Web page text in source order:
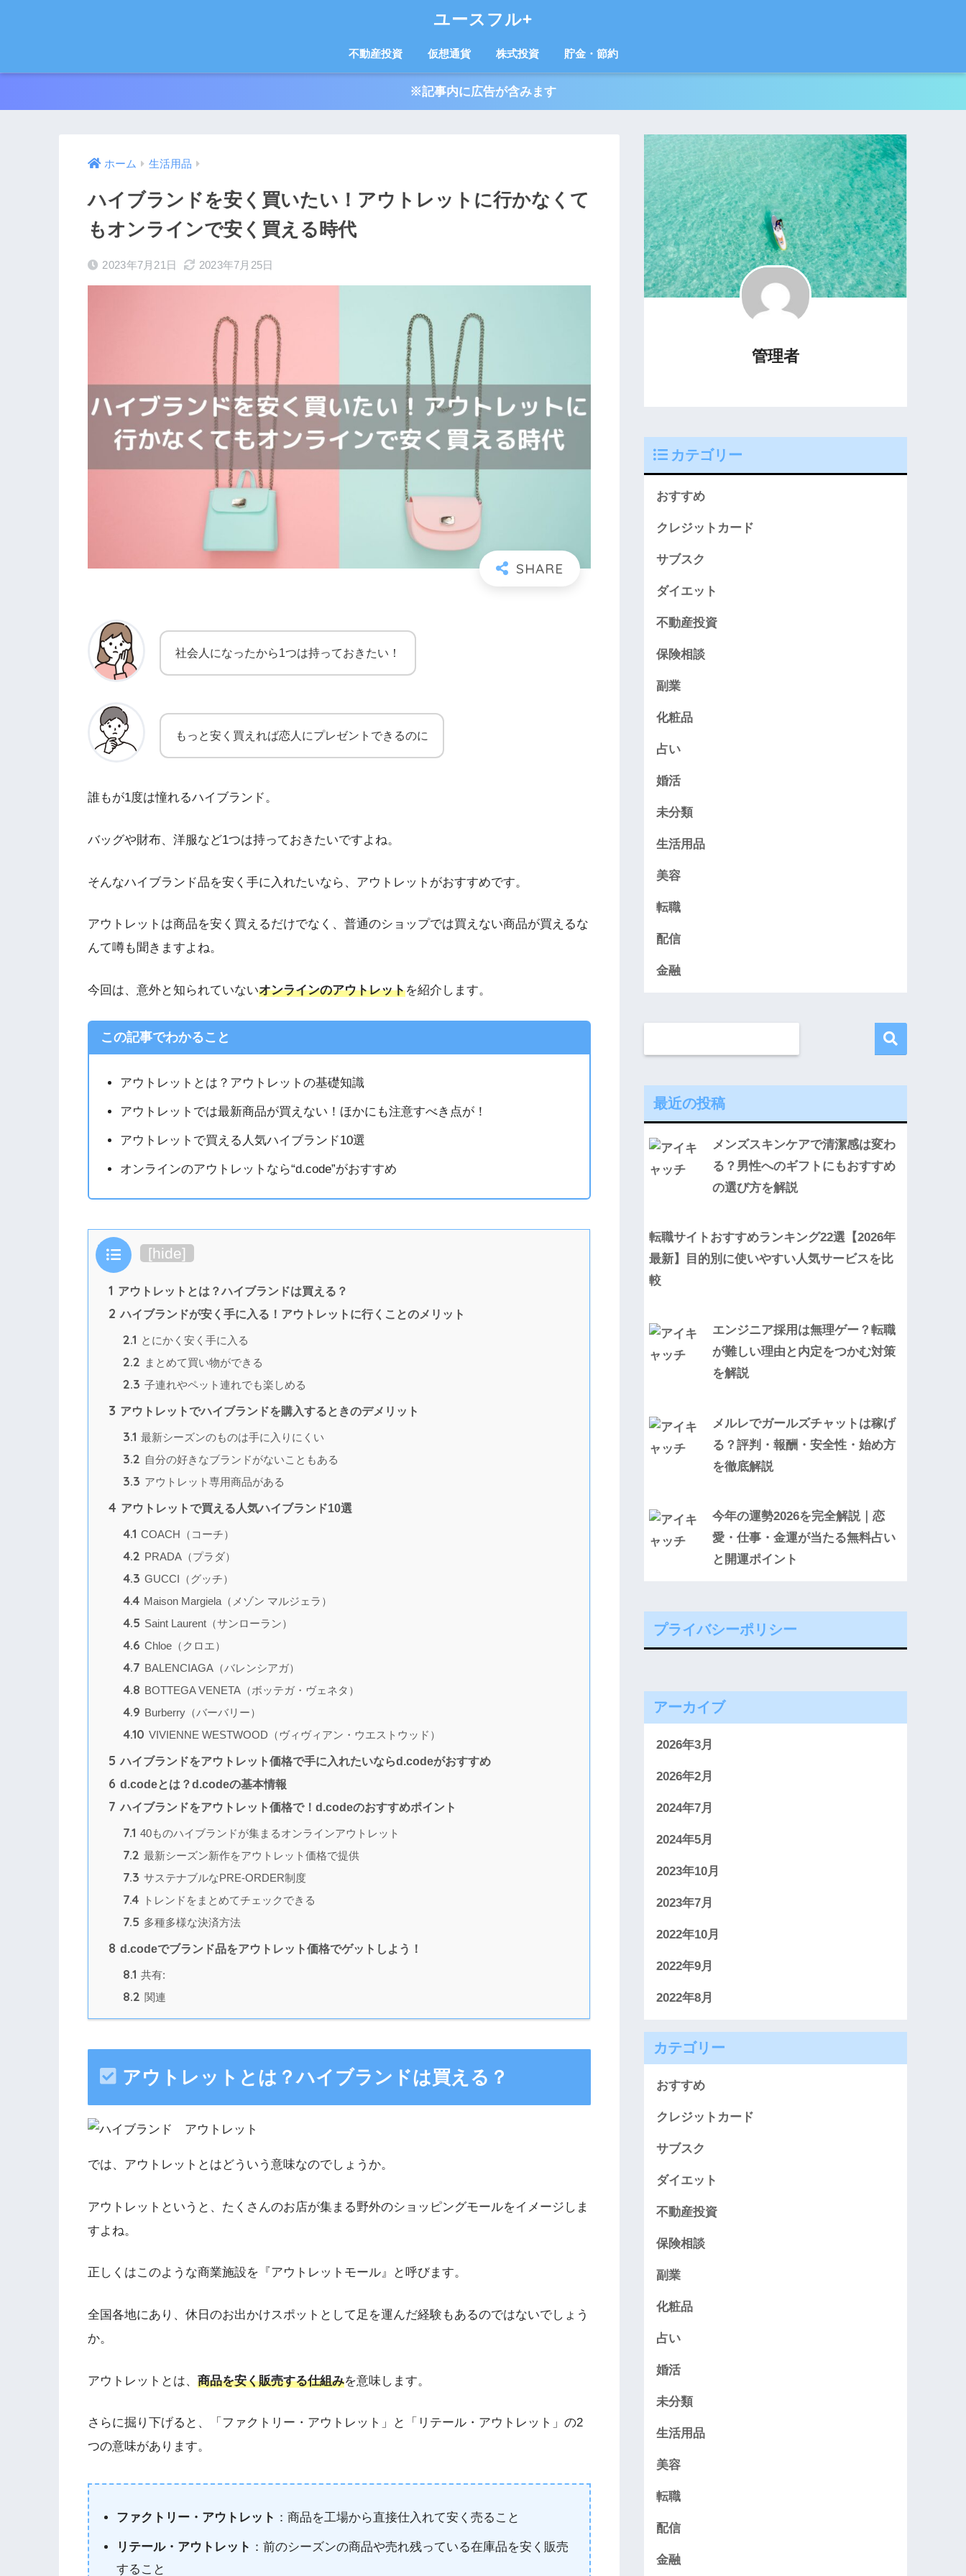
ユースフル+
不動産投資 仮想通貨 株式投資 貯金・節約
※記事内に広告が含みます
ホーム 生活用品
ハイブランドを安く買いたい！アウトレットに行かなくて
もオンラインで安く買える時代
2023年7月21日 2023年7月25日
社会人になったから1つは持っておきたい！
もっと安く買えれば恋人にプレゼントできるのに
誰もが1度は憧れるハイブランド。
バッグや財布、洋服など1つは持っておきたいですよね。
そんなハイブランド品を安く手に入れたいなら、アウトレットがおすすめです。
アウトレットは商品を安く買えるだけでなく、普通のショップでは買えない商品が買えるな
んて噂も聞きますよね。
今回は、意外と知られていないオンラインのアウトレットを紹介します。
この記事でわかること
アウトレットとは？アウトレットの基礎知識
アウトレットでは最新商品が買えない！ほかにも注意すべき点が！
アウトレットで買える人気ハイブランド10選
オンラインのアウトレットなら“d.code”がおすすめ
目次 [hide]
1 アウトレットとは？ハイブランドは買える？
2 ハイブランドが安く手に入る！アウトレットに行くことのメリット
2.1 とにかく安く手に入る
2.2 まとめて買い物ができる
2.3 子連れやペット連れでも楽しめる
3 アウトレットでハイブランドを購入するときのデメリット
3.1 最新シーズンのものは手に入りにくい
3.2 自分の好きなブランドがないこともある
3.3 アウトレット専用商品がある
4 アウトレットで買える人気ハイブランド10選
4.1 COACH（コーチ）
4.2 PRADA（プラダ）
4.3 GUCCI（グッチ）
4.4 Maison Margiela（メゾン マルジェラ）
4.5 Saint Laurent（サンローラン）
4.6 Chloe（クロエ）
4.7 BALENCIAGA（バレンシアガ）
4.8 BOTTEGA VENETA（ボッテガ・ヴェネタ）
4.9 Burberry（バーバリー）
4.10 VIVIENNE WESTWOOD（ヴィヴィアン・ウエストウッド）
5 ハイブランドをアウトレット価格で手に入れたいならd.codeがおすすめ
6 d.codeとは？d.codeの基本情報
7 ハイブランドをアウトレット価格で！d.codeのおすすめポイント
7.1 40ものハイブランドが集まるオンラインアウトレット
7.2 最新シーズン新作をアウトレット価格で提供
7.3 サステナブルなPRE-ORDER制度
7.4 トレンドをまとめてチェックできる
7.5 多種多様な決済方法
8 d.codeでブランド品をアウトレット価格でゲットしよう！
8.1 共有:
8.2 関連
アウトレットとは？ハイブランドは買える？
では、アウトレットとはどういう意味なのでしょうか。
アウトレットというと、たくさんのお店が集まる野外のショッピングモールをイメージしま
すよね。
正しくはこのような商業施設を『アウトレットモール』と呼びます。
全国各地にあり、休日のお出かけスポットとして足を運んだ経験もあるのではないでしょう
か。
アウトレットとは、 商品を安く販売する仕組みを意味します。
さらに掘り下げると、「ファクトリー・アウトレット」と「リテール・アウトレット」の2
つの意味があります。
ファクトリー・アウトレット ：商品を工場から直接仕入れて安く売ること
リテール・アウトレット ：前のシーズンの商品や売れ残っている在庫品を安く販売
すること
管理者
カテゴリー
おすすめ
クレジットカード
サブスク
ダイエット
不動産投資
保険相談
副業
化粧品
占い
婚活
未分類
生活用品
美容
転職
配信
金融
最近の投稿
メンズスキンケアで清潔感は変わ
る？男性へのギフトにもおすすめ
の選び方を解説
転職サイトおすすめランキング22選【2026年
最新】目的別に使いやすい人気サービスを比
較
エンジニア採用は無理ゲー？転職
が難しい理由と内定をつかむ対策
を解説
メルレでガールズチャットは稼げ
る？評判・報酬・安全性・始め方
を徹底解説
今年の運勢2026を完全解説｜恋
愛・仕事・金運が当たる無料占い
と開運ポイント
プライバシーポリシー
アーカイブ
2026年3月
2026年2月
2024年7月
2024年5月
2023年10月
2023年7月
2022年10月
2022年9月
2022年8月
カテゴリー
おすすめ
クレジットカード
サブスク
ダイエット
不動産投資
保険相談
副業
化粧品
占い
婚活
未分類
生活用品
美容
転職
配信
金融